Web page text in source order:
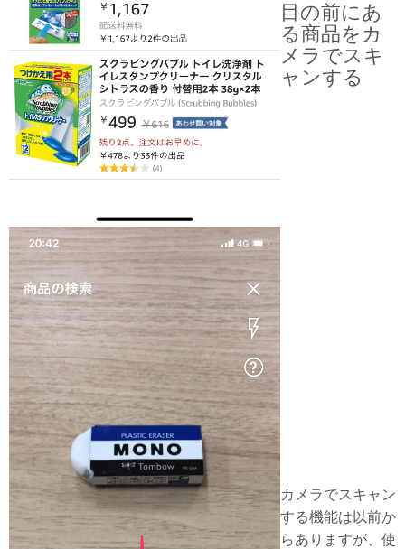
目の前にあ
る商品をカ
メラでスキ
ャンする
カメラでスキャン
する機能は以前か
らありますが、使